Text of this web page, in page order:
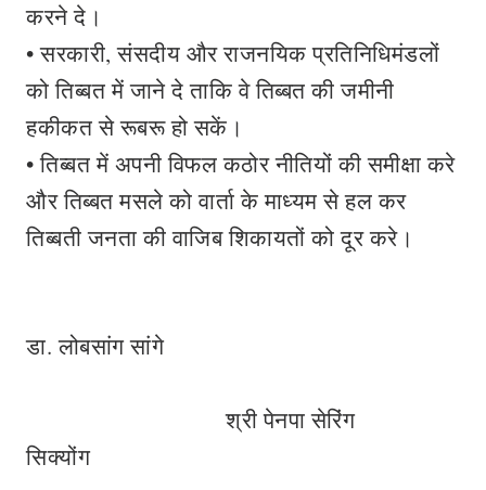
करने दे।
• सरकारी, संसदीय और राजनयिक प्रतिनिधिमंडलों
को तिब्बत में जाने दे ताकि वे तिब्बत की जमीनी
हकीकत से रूबरू हो सकें।
• तिब्बत में अपनी विफल कठोर नीतियों की समीक्षा करे
और तिब्बत मसले को वार्ता के माध्यम से हल कर
तिब्बती जनता की वाजिब शिकायतों को दूर करे।
डा. लोबसांग सांगे
श्री पेनपा सेरिंग
सिक्योंग